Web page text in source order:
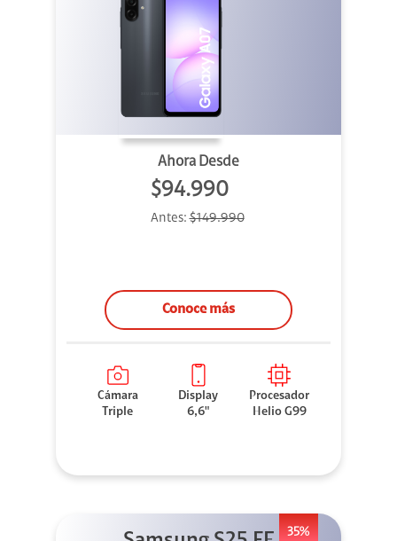
Ahora Desde
$94.990
Antes:$149.990
Conoce más
Cámara
Triple
Display
6,6"
Procesador
Helio G99
35%